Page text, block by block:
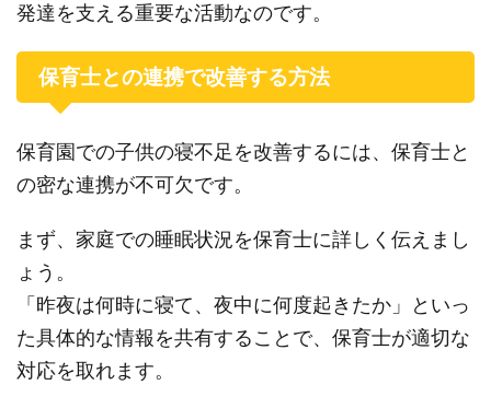
発達を支える重要な活動なのです。
保育士との連携で改善する方法
保育園での子供の寝不足を改善するには、保育士と
の密な連携が不可欠です。
まず、家庭での睡眠状況を保育士に詳しく伝えまし
ょう。
「昨夜は何時に寝て、夜中に何度起きたか」といっ
た具体的な情報を共有することで、保育士が適切な
対応を取れます。